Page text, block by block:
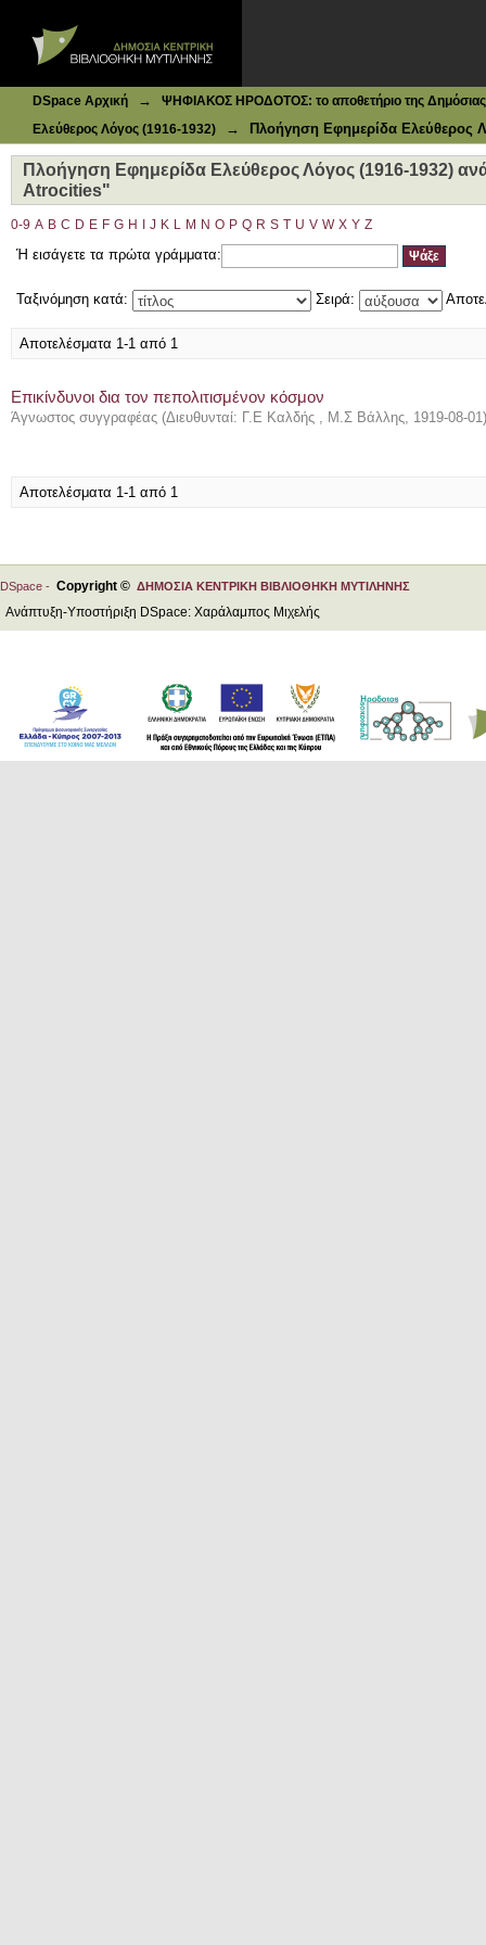
DSpace Αρχική →
ΨΗΦΙΑΚΟΣ ΗΡΟΔΟΤΟΣ: το αποθετήριο της Δημόσιας
Ελεύθερος Λόγος (1916-1932)
→ Πλοήγηση Εφημερίδα Ελεύθερος
Πλοήγηση Εφημερίδα Ελεύθερος Λόγος (1916-1932)
Atrocities"
0-9 A B C D E F G H J K L M N O P Q R S T U V W X Y Z
Ή εισάγετε τα πρώτα γράμματα:
Ταξινόμηση κατά: Σειρά:
Αποτελέσματα 1-1 από 1
Επικίνδυνοι δια τον πεπολιτισμένον κόσμον
Άγνωστος συγγραφέας (Διευθυνταί: Γ.Ε Καλδής , Μ.Σ Βάλλης, 1919-08-01)
Αποτελέσματα 1-1 από 1
DSpace - Copyright © ΔΗΜΟΣΙΑ ΚΕΝΤΡΙΚΗ ΒΙΒΛΙΟΘΗΚΗ ΜΥΤΙΛΗΝΗΣ
Ανάπτυξη-Υποστήριξη DSpace: Χαράλαμπος Μιχελής